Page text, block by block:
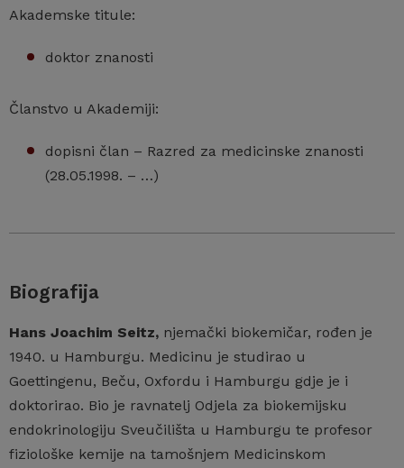
Akademske titule:
doktor znanosti
Članstvo u Akademiji:
dopisni član – Razred za medicinske znanosti
(28.05.1998. – …)
Biografija
Hans Joachim Seitz, njemački biokemičar, rođen je
1940. u Hamburgu. Medicinu je studirao u
Goettingenu, Beču, Oxfordu i Hamburgu gdje je i
doktorirao. Bio je ravnatelj Odjela za biokemijsku
endokrinologiju Sveučilišta u Hamburgu te profesor
fiziološke kemije na tamošnjem Medicinskom